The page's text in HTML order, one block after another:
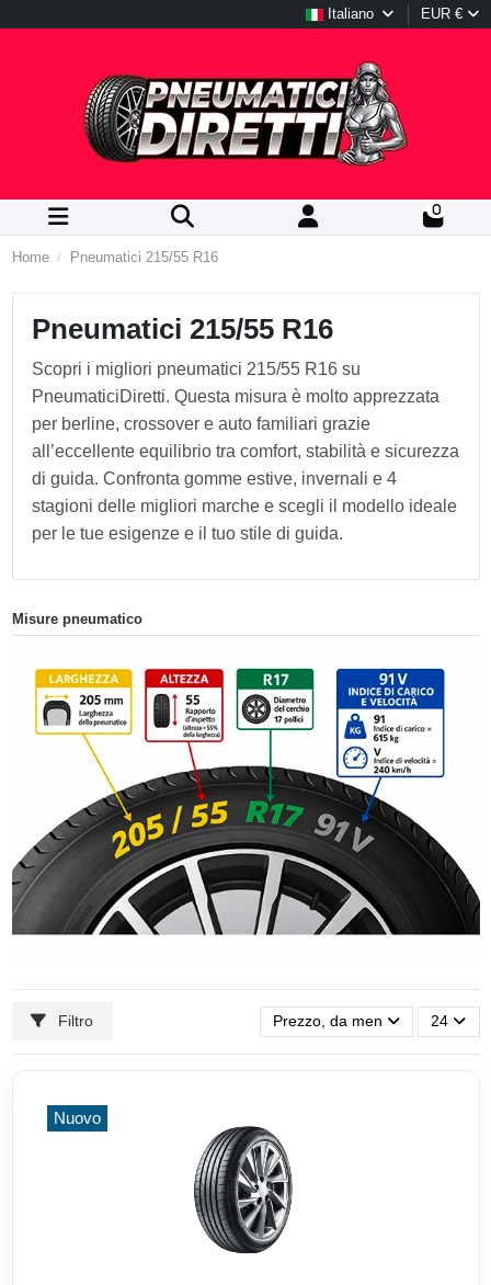
Italiano EUR €
0
Home Pneumatici 215/55 R16
Pneumatici 215/55 R16
Scopri i migliori pneumatici 215/55 R16 su
PneumaticiDiretti. Questa misura è molto apprezzata
per berline, crossover e auto familiari grazie
all’eccellente equilibrio tra comfort, stabilità e sicurezza
di guida. Confronta gomme estive, invernali e 4
stagioni delle migliori marche e scegli il modello ideale
per le tue esigenze e il tuo stile di guida.
Misure pneumatico
Filtro Prezzo, da meno caro a più
24
Nuovo